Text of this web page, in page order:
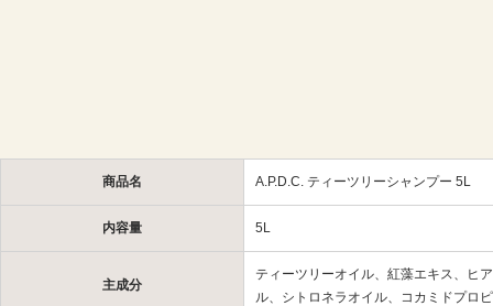
商品名 A.P.D.C. ティーツリーシャンプー 5L
内容量 5L
主成分
ティーツリーオイル、紅藻エキス、ヒ
ル、シトロネラオイル、コカミドプロ